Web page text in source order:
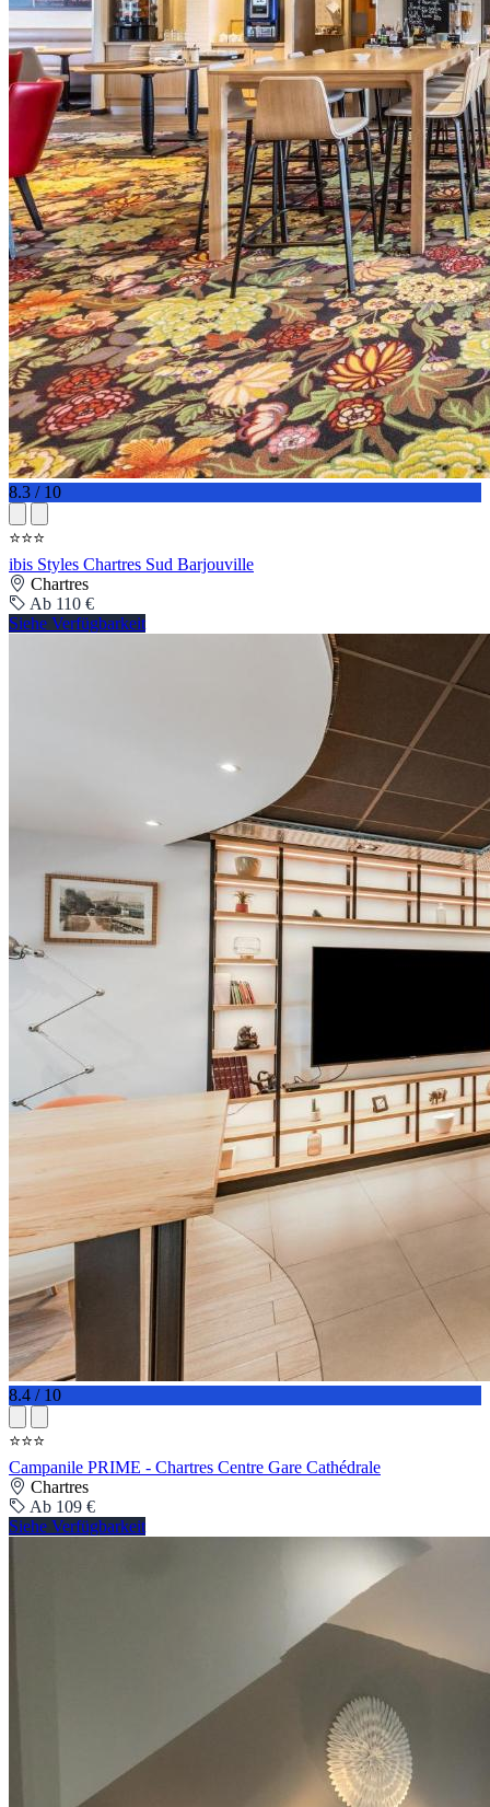
8.3 / 10
⭐⭐⭐
ibis Styles Chartres Sud Barjouville
Chartres
Ab 110 €
Siehe Verfügbarkeit
8.4 / 10
⭐⭐⭐
Campanile PRIME - Chartres Centre Gare Cathédrale
Chartres
Ab 109 €
Siehe Verfügbarkeit